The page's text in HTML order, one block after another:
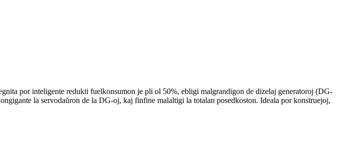
por inteligente redukti fuelkonsumon je pli ol 50%, ebligi malgrandigon de dizelaj generatoroj (DG-
la servodaŭron de la DG-oj, kaj finfine malaltigi la totalan posedkoston. Ideala por konstruejoj,